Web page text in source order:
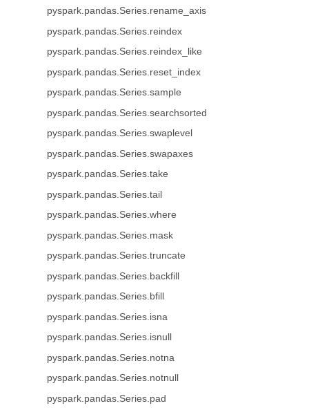
pyspark.pandas.Series.rename_axis
pyspark.pandas.Series.reindex
pyspark.pandas.Series.reindex_like
pyspark.pandas.Series.reset_index
pyspark.pandas.Series.sample
pyspark.pandas.Series.searchsorted
pyspark.pandas.Series.swaplevel
pyspark.pandas.Series.swapaxes
pyspark.pandas.Series.take
pyspark.pandas.Series.tail
pyspark.pandas.Series.where
pyspark.pandas.Series.mask
pyspark.pandas.Series.truncate
pyspark.pandas.Series.backfill
pyspark.pandas.Series.bfill
pyspark.pandas.Series.isna
pyspark.pandas.Series.isnull
pyspark.pandas.Series.notna
pyspark.pandas.Series.notnull
pyspark.pandas.Series.pad